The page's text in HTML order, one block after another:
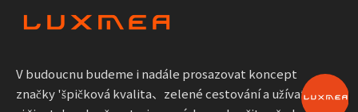
V budoucnu budeme i nadále prosazovat koncept
značky 'špičková kvalita、zelené cestování a užívat